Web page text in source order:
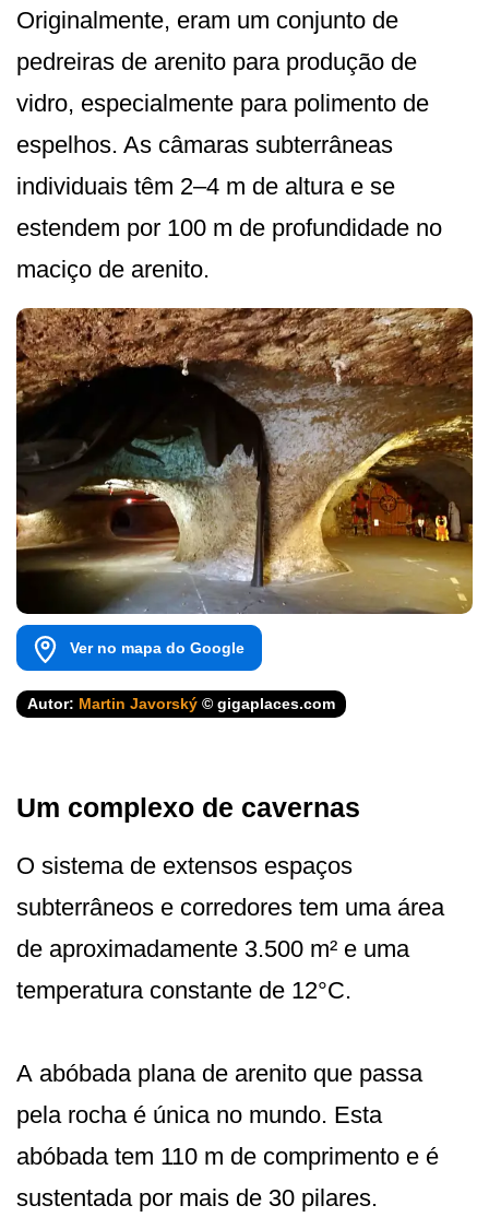
Originalmente, eram um conjunto de
pedreiras de arenito para produção de
vidro, especialmente para polimento de
espelhos. As câmaras subterrâneas
individuais têm 2–4 m de altura e se
estendem por 100 m de profundidade no
maciço de arenito.
Ver no mapa do Google
Autor: Martin Javorský © gigaplaces.com
Um complexo de cavernas
O sistema de extensos espaços
subterrâneos e corredores tem uma área
de aproximadamente 3.500 m² e uma
temperatura constante de 12°C.
A abóbada plana de arenito que passa
pela rocha é única no mundo. Esta
abóbada tem 110 m de comprimento e é
sustentada por mais de 30 pilares.